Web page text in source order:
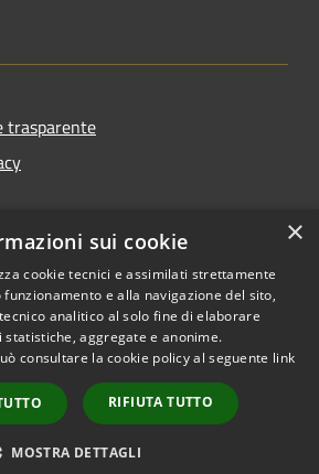
trasparente
Copyright © 2026 • Comune di
Desio • Powered by
Municipium•
Accesso
redazione
×
sui cookie
cookie tecnici e assimilati strettamente
e alla navigazione del sito,
analitico al solo fine di elaborare
statistiche, aggregate e anonime.
consultare la cookie policy al seguente link
RIFIUTA TUTTO
MOSTRA DETTAGLI